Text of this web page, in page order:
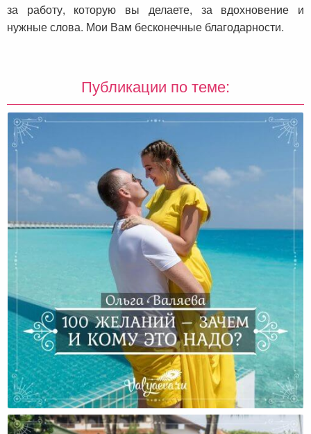
за работу, которую вы делаете, за вдохновение и
нужные слова. Мои Вам бесконечные благодарности.
Публикации по теме:
100 Желаний – Зачем И Кому Это Надо?